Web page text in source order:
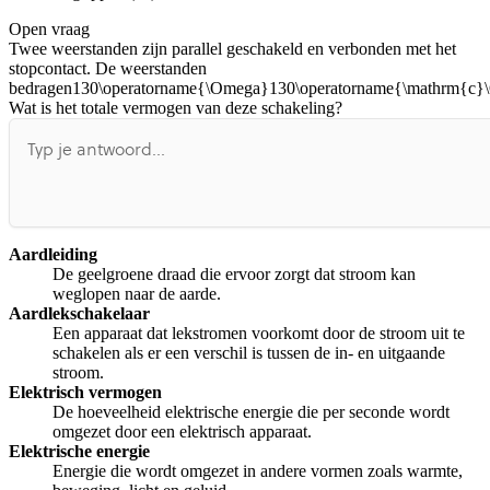
De uitleg gaat te langzaam
Afspelen werkte niet
Open vraag
Twee weerstanden zijn parallel geschakeld en verbonden met het
stopcontact. De weerstanden
bedragen
Wat is het totale vermogen van deze schakeling?
Aardleiding
De geelgroene draad die ervoor zorgt dat stroom kan
weglopen naar de aarde.
Aardlekschakelaar
Een apparaat dat lekstromen voorkomt door de stroom uit te
schakelen als er een verschil is tussen de in- en uitgaande
stroom.
Elektrisch vermogen
De hoeveelheid elektrische energie die per seconde wordt
omgezet door een elektrisch apparaat.
Elektrische energie
Energie die wordt omgezet in andere vormen zoals warmte,